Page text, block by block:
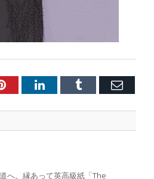
PinterestLinkedInTumblr Email
へ。縁あって英高級紙「The